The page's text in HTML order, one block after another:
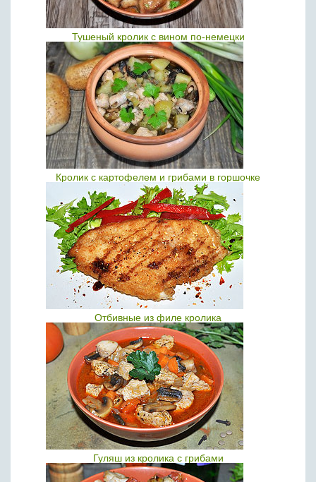
Тушеный кролик с вином по-немецки
Кролик с картофелем и грибами в горшочке
Отбивные из филе кролика
Гуляш из кролика с грибами